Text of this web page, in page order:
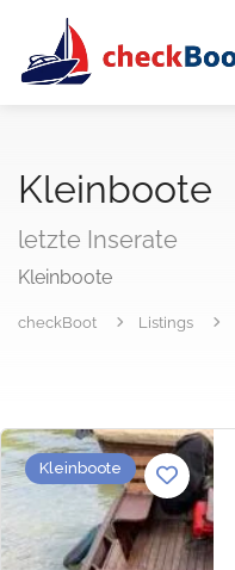
Kleinboote
letzte Inserate
Kleinboote
checkBoot Listings
Kleinboote